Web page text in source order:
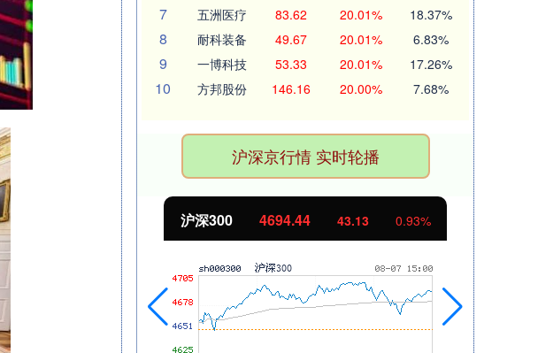
7 五洲医疗 83.62 20.01% 18.37%
8 耐科装备 49.67 20.01% 6.83%
9 一博科技 53.33 20.01% 17.26%
10 方邦股份 146.16 20.00% 7.68%
沪深京行情 实时轮播
43.13 北证50 1134.24 11.37 1.01%